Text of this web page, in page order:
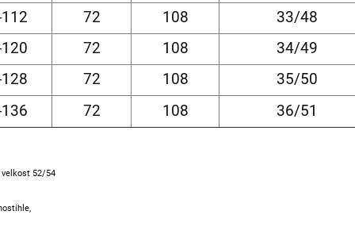
72 108
33/48
72 108
34/49
72 108
35/50
72 108 36/51
velkost 52/54